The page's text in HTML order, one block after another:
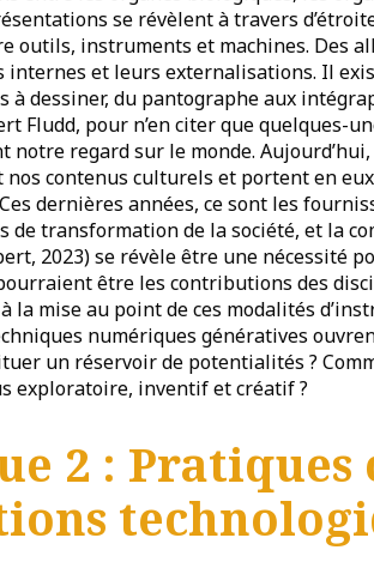
se révèlent à travers
outils, instruments et machines. Des
et leurs externalisations. Il
à dessiner, du pantographe aux
Fludd, pour n’en citer que quelques-
notre regard sur le monde.
contenus culturels et portent en
dernières années, ce sont les
de transformation de la société, et la
2023) se révèle être une nécessité
être les contributions des
la mise au point de ces modalités
numériques génératives
un réservoir de potentialités ?
exploratoire, inventif et créatif ?
2 : Pratiques